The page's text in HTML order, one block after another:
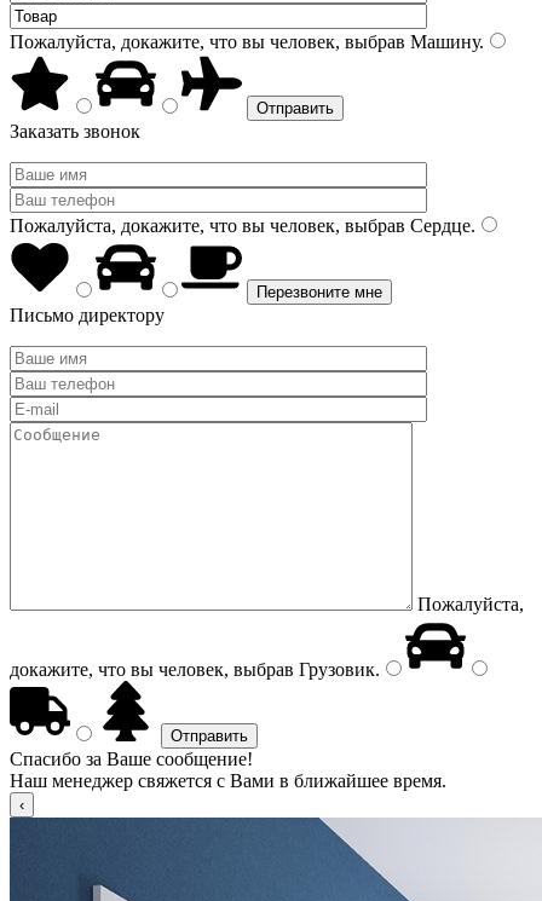
Пожалуйста, докажите, что вы человек, выбрав Машину.
Заказать звонок
Пожалуйста, докажите, что вы человек, выбрав Сердце.
Письмо директору
Пожалуйста,
докажите, что вы человек, выбрав Грузовик.
Спасибо за Ваше сообщение!
Наш менеджер свяжется с Вами в ближайшее время.